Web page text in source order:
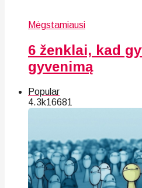
Mėgstamiausi
6 ženklai, kad
gyvenimą
Popular
4.3k16681